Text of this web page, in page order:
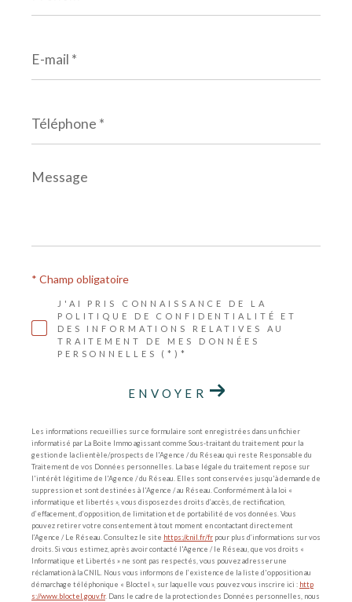
mail
*
*
Message
*
J'AI PRIS CONNAISSANCE DE LA
POLITIQUE DE CONFIDENTIALITÉ ET
DES INFORMATIONS RELATIVES AU
TRAITEMENT DE MES DONNÉES
PERSONNELLES (*)*
* Champ obligatoire
ENVOYER
Les informations recueillies sur ce formulaire sont enregistrées dans un fichier
informatisé par La Boite Immo agissant comme Sous-traitant du traitement pour la
gestion de la clientèle/prospects de l'Agence / du Réseau qui reste Responsable du
Traitement de vos Données personnelles. La base légale du traitement repose sur
l'intérêt légitime de l'Agence / du Réseau. Elles sont conservées jusqu'à demande de
suppression et sont destinées à l'Agence / au Réseau. Conformément à la loi «
informatique et libertés », vous disposez des droits d’accès, de rectification,
d’effacement, d’opposition, de limitation et de portabilité de vos données. Vous
pouvez retirer votre consentement à tout moment en contactant directement
l’Agence / Le Réseau. Consultez le site https://cnil.fr/fr pour plus d’informations sur vos
droits. Si vous estimez, après avoir contacté l'Agence / le Réseau, que vos droits «
Informatique et Libertés » ne sont pas respectés, vous pouvez adresser une
réclamation à la CNIL. Nous vous informons de l’existence de la liste d'opposition au
démarchage téléphonique « Bloctel », sur laquelle vous pouvez vous inscrire ici : http
s://www.bloctel.gouv.fr. Dans le cadre de la protection des Données personnelles, nous